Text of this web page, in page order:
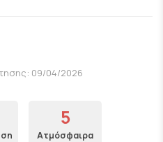
09/04/2026
5
Ατμόσφαιρα